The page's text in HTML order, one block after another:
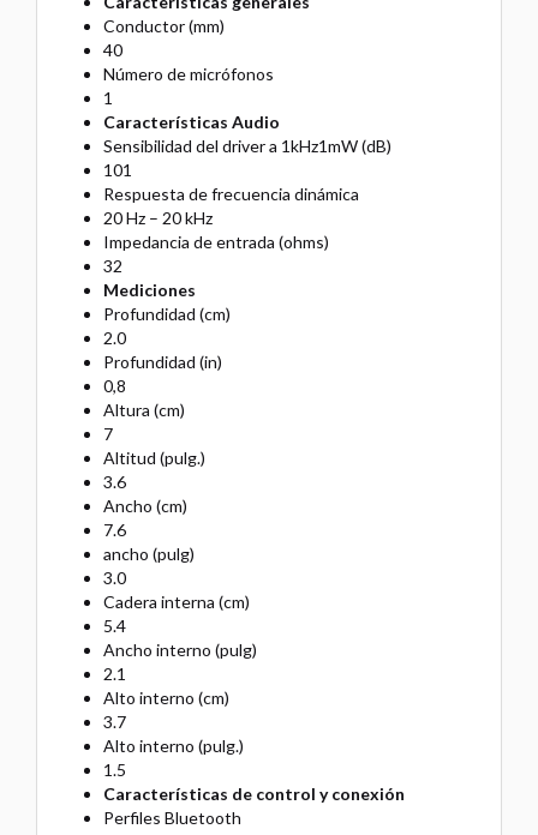
Conductor (mm)
40
Número de micrófonos
1
Características Audio
Sensibilidad del driver a 1kHz1mW (dB)
101
Respuesta de frecuencia dinámica
20 Hz – 20 kHz
Impedancia de entrada (ohms)
32
Mediciones
Profundidad (cm)
2.0
Profundidad (in)
0,8
Altura (cm)
7
Altitud (pulg.)
3.6
Ancho (cm)
7.6
ancho (pulg)
3.0
Cadera interna (cm)
5.4
Ancho interno (pulg)
2.1
Alto interno (cm)
3.7
Alto interno (pulg.)
1.5
Características de control y conexión
Perfiles Bluetooth